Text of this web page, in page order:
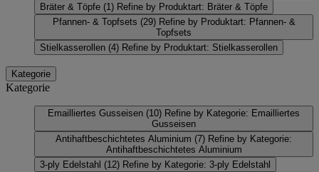
Bräter & Töpfe (1) Refine by Produktart: Bräter & Töpfe
Pfannen- & Topfsets (29) Refine by Produktart: Pfannen- &
Topfsets
Stielkasserollen (4) Refine by Produktart: Stielkasserollen
Kategorie
Kategorie
Emailliertes Gusseisen (10) Refine by Kategorie: Emailliertes
Gusseisen
Antihaftbeschichtetes Aluminium (7) Refine by Kategorie:
Antihaftbeschichtetes Aluminium
3-ply Edelstahl (12) Refine by Kategorie: 3-ply Edelstahl